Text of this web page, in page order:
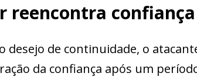
reencontra
desejo de continuidade, o
da confiança após um